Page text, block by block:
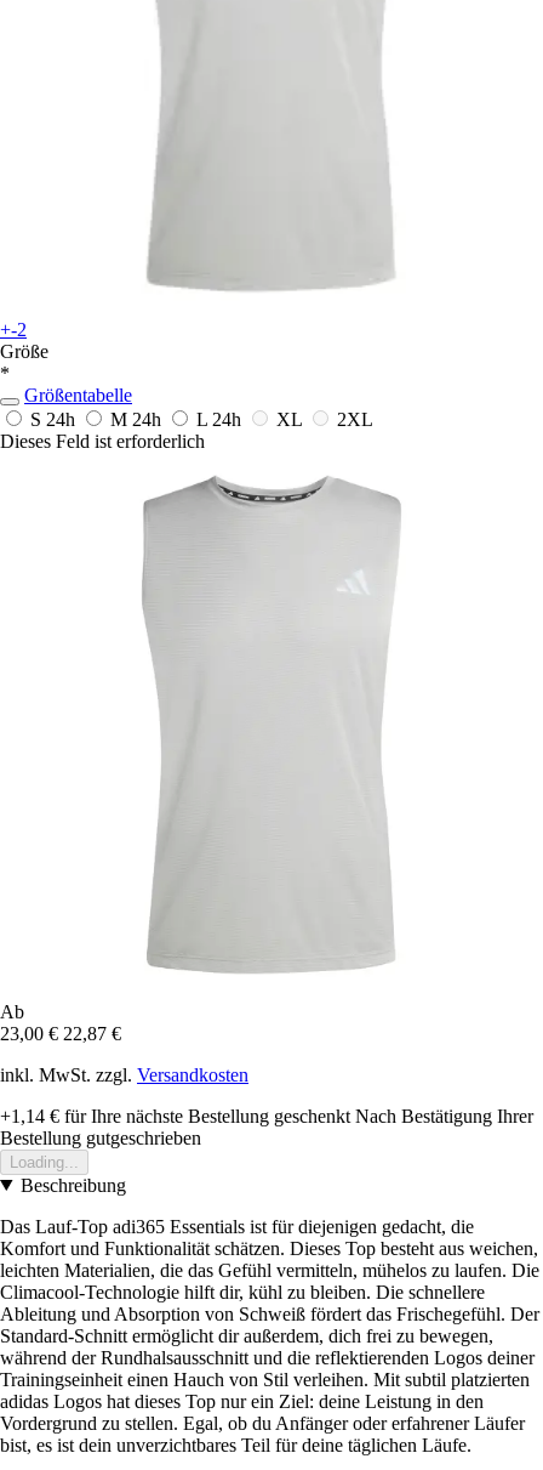
+-2
Größe
*
Größentabelle
S 24h M 24h L 24h XL
2XL
Dieses Feld ist erforderlich
Ab
23,00 € 22,87 €
inkl. MwSt. zzgl. Versandkosten
+1,14 € für Ihre nächste Bestellung geschenkt Nach Bestätigung Ihrer
Bestellung gutgeschrieben
Loading...
Beschreibung
Das Lauf-Top adi365 Essentials ist für diejenigen gedacht, die
Komfort und Funktionalität schätzen. Dieses Top besteht aus weichen,
leichten Materialien, die das Gefühl vermitteln, mühelos zu laufen. Die
Climacool-Technologie hilft dir, kühl zu bleiben. Die schnellere
Ableitung und Absorption von Schweiß fördert das Frischegefühl. Der
Standard-Schnitt ermöglicht dir außerdem, dich frei zu bewegen,
während der Rundhalsausschnitt und die reflektierenden Logos deiner
Trainingseinheit einen Hauch von Stil verleihen. Mit subtil platzierten
adidas Logos hat dieses Top nur ein Ziel: deine Leistung in den
Vordergrund zu stellen. Egal, ob du Anfänger oder erfahrener Läufer
bist, es ist dein unverzichtbares Teil für deine täglichen Läufe.